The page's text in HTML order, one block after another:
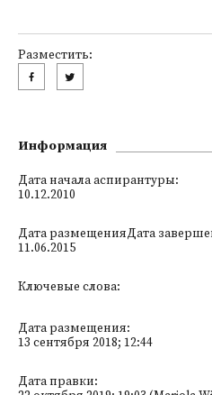
Разместить:
Информация
Дата начала аспирантуры:
10.12.2010
Дата размещенияДата
11.06.2015
Ключевые слова:
Дата размещения:
13 сентября 2018; 12:44
Дата правки: